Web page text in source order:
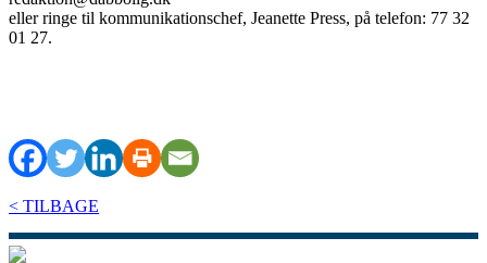
eller ringe til kommunikationschef, Jeanette Press, på telefon: 77 32
01 27.
< TILBAGE